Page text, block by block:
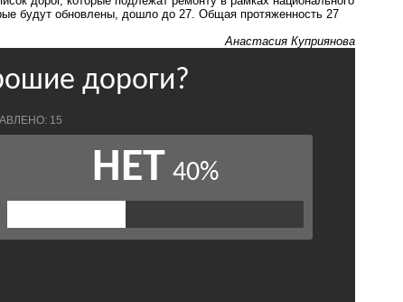
будут обновлены, дошло до 27. Общая протяженность 27
Анастасия Куприянова